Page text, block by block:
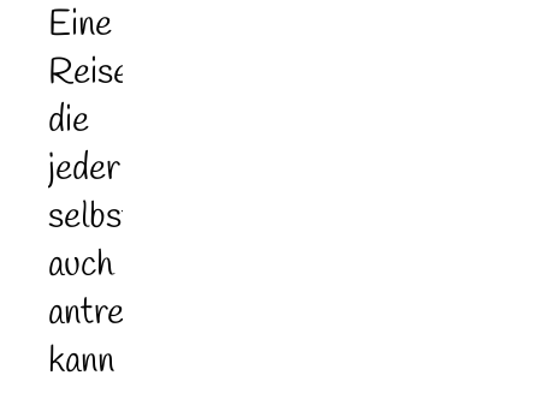
Eine
Reise,
die
jeder
selbst
auch
antreten
kann